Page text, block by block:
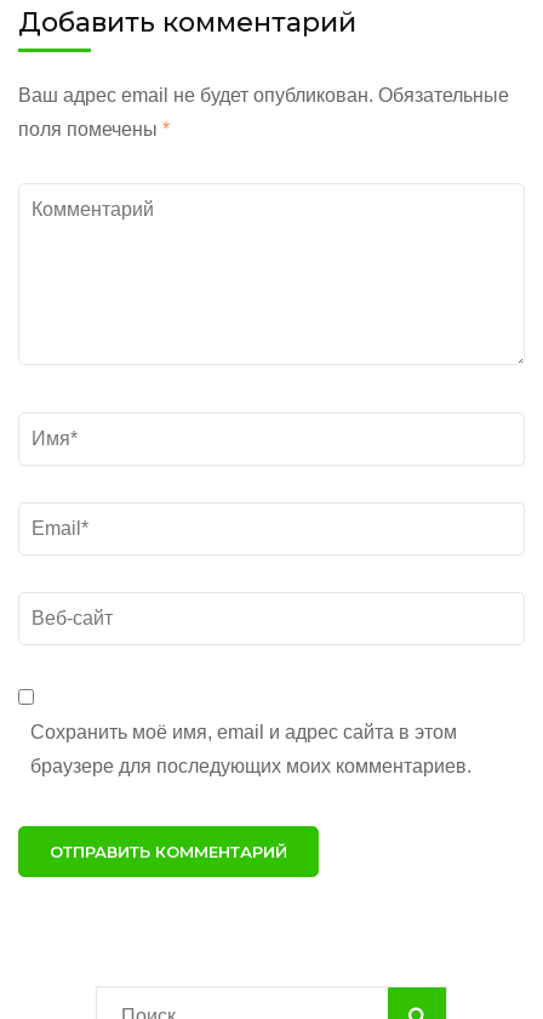
Добавить комментарий
Ваш адрес email не будет опубликован. Обязательные
поля помечены *
Комментарий
Название
Электронная
почта*
Веб-
сайт
Сохранить моё имя, email и адрес сайта в этом
браузере для последующих моих комментариев.